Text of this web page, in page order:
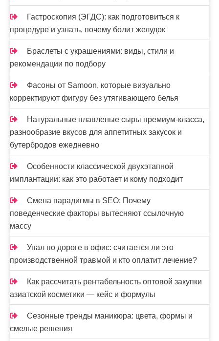
Гастроскопия (ЭГДС): как подготовиться к
процедуре и узнать, почему болит желудок
Браслеты с украшениями: виды, стили и
рекомендации по подбору
Фасоны от Samoon, которые визуально
корректируют фигуру без утягивающего белья
Натуральные плавленые сыры премиум-класса,
разнообразие вкусов для аппетитных закусок и
бутербродов ежедневно
Особенности классической двухэтапной
имплантации: как это работает и кому подходит
Смена парадигмы в SEO: Почему
поведенческие факторы вытесняют ссылочную
массу
Упал по дороге в офис: считается ли это
производственной травмой и кто оплатит лечение?
Как рассчитать рентабельность оптовой закупки
азиатской косметики — кейс и формулы
Сезонные тренды маникюра: цвета, формы и
смелые решения